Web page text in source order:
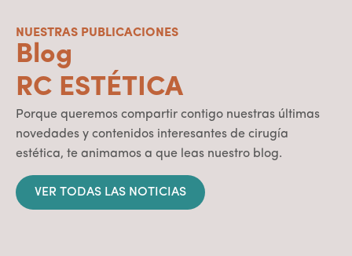
NUESTRAS PUBLICACIONES
Blog
RC ESTÉTICA
Porque queremos compartir contigo nuestras últimas
novedades y contenidos interesantes de cirugía
estética, te animamos a que leas nuestro blog.
VER TODAS LAS NOTICIAS